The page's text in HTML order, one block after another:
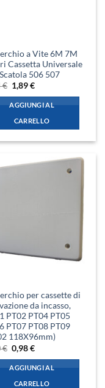
a Vite 6M 7M
Cassetta Universale
506 507
€ Il
prezzo
originale
era:
2,14 €.
1,89€Il
attuale
è:
1,89 €.
AGGIUNGI AL
CARRELLO
per cassette di
da incasso,
PT02 PT04 PT05
PT07 PT08 PT09
118X96mm)
€ Il
prezzo
originale
era:
1,10 €.
0,98€Il
attuale
è:
0,98 €.
AGGIUNGI AL
CARRELLO